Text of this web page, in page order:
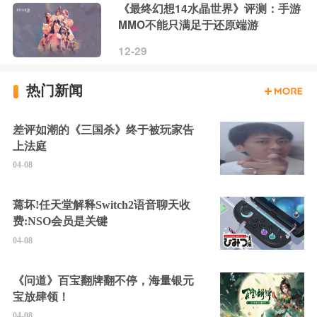
《最终幻想14水晶世界》评测：手游
MMO不能只满足于还原端游
12-29
热门新闻
差评如潮的《三国杀》终于被玩家告
上法庭
04-08
蔫坏!任天堂解释Switch2语音聊天收
费:NSO会员是关键
04-08
《问道》百宝翻牌翻不停，海量银元
宝放肆领！